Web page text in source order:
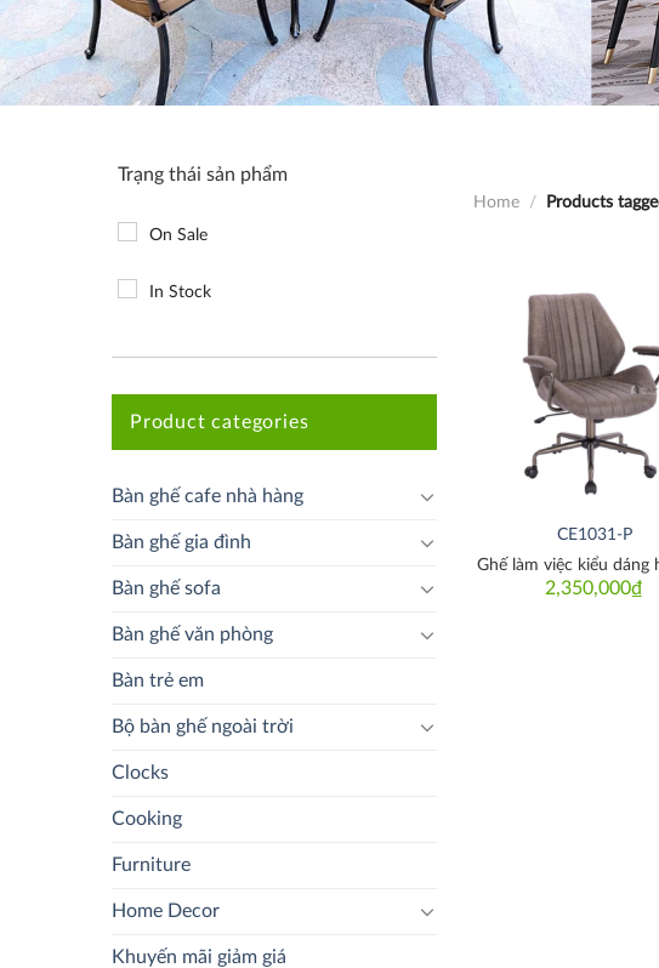
Trạng thái sản phẩm
On Sale
In Stock
Product categories
Bàn ghế cafe nhà hàng
Bàn ghế gia đình
Bàn ghế sofa
Bàn ghế văn phòng
Bàn trẻ em
Bộ bàn ghế ngoài trời
Clocks
Cooking
Furniture
Home Decor
Khuyến mãi giảm giá
Home / Products
CE1031-P
2,350,000₫
Ghế làm việc kiểu dáng